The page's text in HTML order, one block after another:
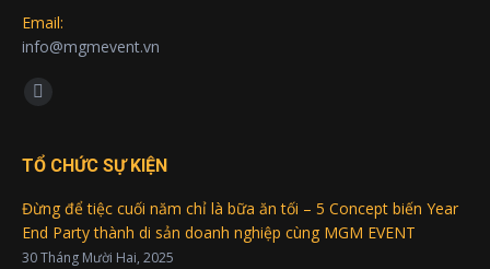
Email:
info@mgmevent.vn
Find us on:
Facebook
opens
new
window
TỔ CHỨC SỰ KIỆN
Đừng để tiệc cuối năm chỉ là bữa ăn tối – 5 Concept biến Year
End Party thành di sản doanh nghiệp cùng MGM EVENT
30 Tháng Mười Hai, 2025